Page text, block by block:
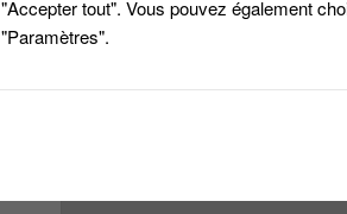
Répondre
Laisser un
"Accepter tout". Vous pouvez également
"Paramètres".